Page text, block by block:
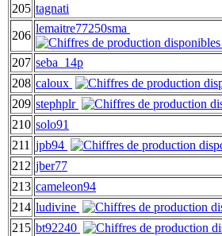
205 tagnati
206
lemaitre77250sma
207 seba_14p
208 caloux
209 stephplr
210 solo91
211 jpb94
212 jber77
213 cameleon94
214 ludivine
215 bt92240